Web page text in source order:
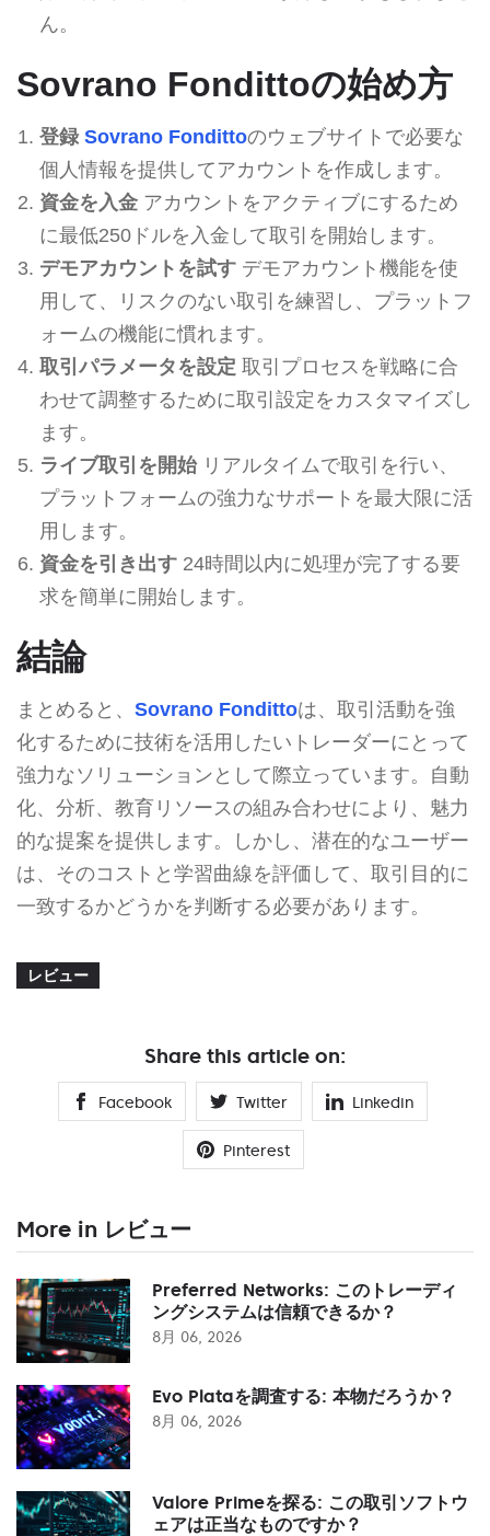
ん。
Sovrano Fondittoの始め方
登録 Sovrano Fondittoのウェブサイトで必要な
個人情報を提供してアカウントを作成します。
資金を入金アカウントをアクティブにするため
に最低250ドルを入金して取引を開始します。
デモアカウントを試すデモアカウント機能を使
用して、リスクのない取引を練習し、プラットフ
ォームの機能に慣れます。
取引パラメータを設定 取引プロセスを戦略に合
わせて調整するために取引設定をカスタマイズし
ます。
ライブ取引を開始リアルタイムで取引を行い、
プラットフォームの強力なサポートを最大限に活
用します。
資金を引き出す24時間以内に処理が完了する要
求を簡単に開始します。
結論
まとめると、 Sovrano Fondittoは、取引活動を強
化するために技術を活用したいトレーダーにとって
強力なソリューションとして際立っています。自動
化、分析、教育リソースの組み合わせにより、魅力
的な提案を提供します。しかし、潜在的なユーザー
は、そのコストと学習曲線を評価して、取引目的に
一致するかどうかを判断する必要があります。
レビュー
Share this article on:
Facebook Twitter Linkedin
Pinterest
More in レビュー
Preferred Networks: このトレーディ
ングシステムは信頼できるか？
8月 06, 2026
Evo Plataを調査する: 本物だろうか？
8月 06, 2026
Valore Primeを探る: この取引ソフトウ
ェアは正当なものですか？